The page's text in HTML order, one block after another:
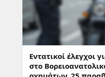
Εντατικοί έλεγχοι
στο